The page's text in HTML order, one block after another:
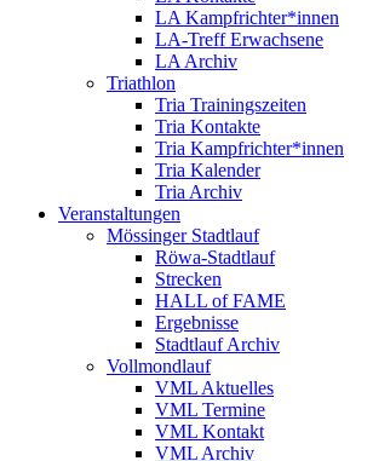
LA Kampfrichter*innen
LA-Treff Erwachsene
LA Archiv
Triathlon
Tria Trainingszeiten
Tria Kontakte
Tria Kampfrichter*innen
Tria Kalender
Tria Archiv
Veranstaltungen
Mössinger Stadtlauf
Röwa-Stadtlauf
Strecken
HALL of FAME
Ergebnisse
Stadtlauf Archiv
Vollmondlauf
VML Aktuelles
VML Termine
VML Kontakt
VML Archiv